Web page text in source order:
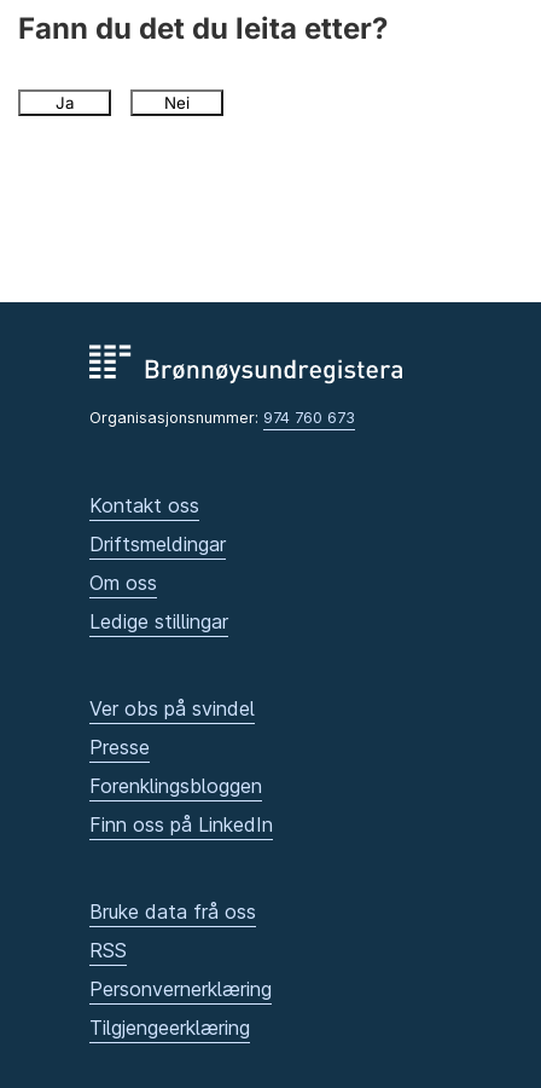
Fann du det du leita etter?
Ja Nei
Organisasjonsnummer: 974 760 673
Kontakt oss
Driftsmeldingar
Om oss
Ledige stillingar
Ver obs på svindel
Presse
Forenklingsbloggen
Finn oss på LinkedIn
Bruke data frå oss
RSS
Personvernerklæring
Tilgjengeerklæring